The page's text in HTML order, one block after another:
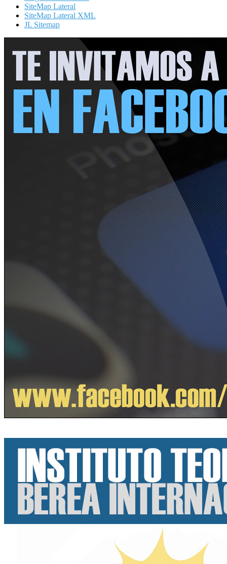
SiteMap Lateral
SiteMap Lateral XML
JL Sitemap